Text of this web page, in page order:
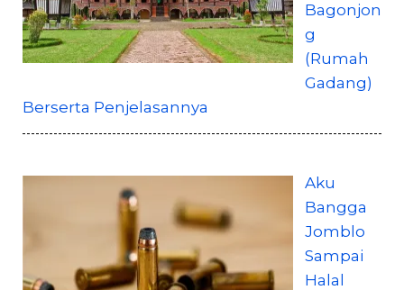
Bagonjon
g
(Rumah
Gadang)
Berserta Penjelasannya
Aku
Bangga
Jomblo
Sampai
Halal